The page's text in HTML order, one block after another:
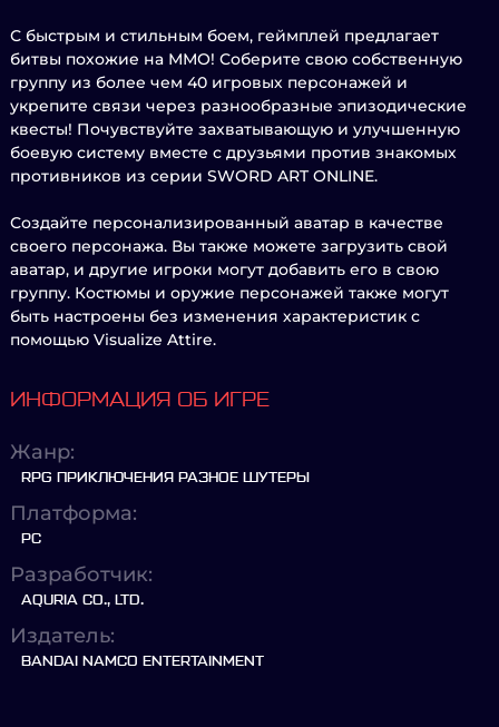
С быстрым и стильным боем, геймплей предлагает
битвы похожие на ММО! Соберите свою собственную
группу из более чем 40 игровых персонажей и
укрепите связи через разнообразные эпизодические
квесты! Почувствуйте захватывающую и улучшенную
боевую систему вместе с друзьями против знакомых
противников из серии SWORD ART ONLINE.
Создайте персонализированный аватар в качестве
своего персонажа. Вы также можете загрузить свой
аватар, и другие игроки могут добавить его в свою
группу. Костюмы и оружие персонажей также могут
быть настроены без изменения характеристик с
помощью Visualize Attire.
ИНФОРМАЦИЯ ОБ ИГРЕ
Жанр:
RPG ПРИКЛЮЧЕНИЯ РАЗНОЕ ШУТЕРЫ
Платформа:
PC
Разработчик:
AQURIA CO., LTD.
Издатель:
BANDAI NAMCO ENTERTAINMENT